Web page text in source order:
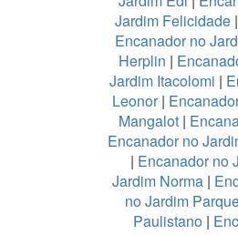
Jardim Felicidade|
Encanador no
Herplin |
Jardim Itacolomi |
Leonor|
Mangalot |
Encanador no
| Encanador no
Jardim Norma|
no Jardim
Paulistano|